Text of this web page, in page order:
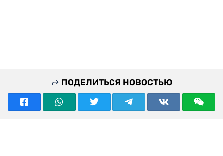
ПОДЕЛИТЬСЯ НОВОСТЬЮ